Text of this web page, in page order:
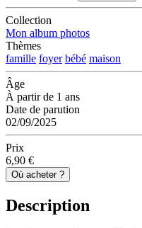
Collection
Mon album photos
Thèmes
famille foyer bébé maison
Âge
À partir de 1 ans
Date de parution
02/09/2025
Prix
6,90 €
Où acheter ?
Description